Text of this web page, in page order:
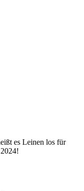
es Leinen los für